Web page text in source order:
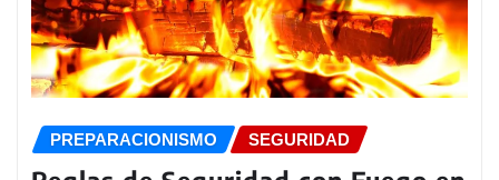
PREPARACIONISMO SEGURIDAD